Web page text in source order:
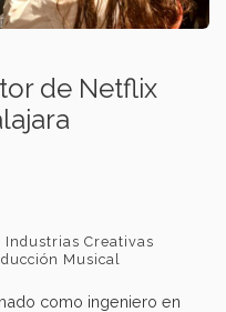
de Netflix
Industrias Creativas
Musical
como ingeniero en